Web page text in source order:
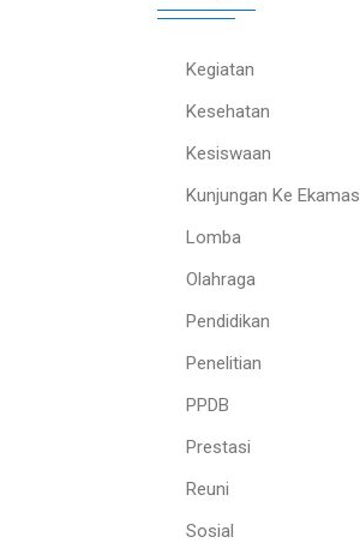
Kegiatan
Kesehatan
Kesiswaan
Kunjungan Ke Ekamas
Lomba
Olahraga
Pendidikan
Penelitian
PPDB
Prestasi
Reuni
Sosial